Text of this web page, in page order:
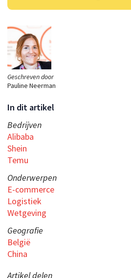
Geschreven door
Pauline Neerman
In dit artikel
Bedrijven
Alibaba
Shein
Temu
Onderwerpen
E-commerce
Logistiek
Wetgeving
Geografie
België
China
Artikel delen